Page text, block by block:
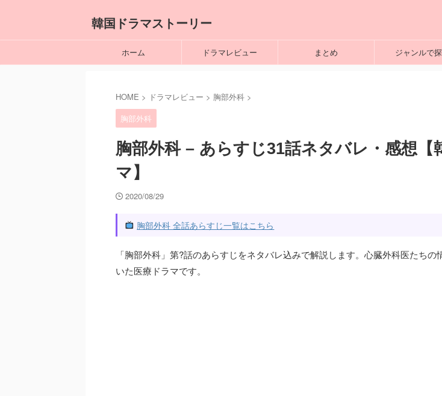
韓国ドラマストーリー
ホーム ドラマレビュー まとめ ジャンルで
HOME > ドラマレビュー > 胸部外科 >
胸部外科
胸部外科 – あらすじ31話ネタバレ・感想【
マ】
2020/08/29
胸部外科 全話あらすじ一覧はこちら
「胸部外科」第?話のあらすじをネタバレ込みで解説します。心臓外科医たちの
いた医療ドラマです。